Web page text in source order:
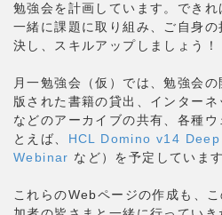
勉強会を計画しています。できれ
一緒に課題に取り組み、ご自身
決し、スキルアップしましょう！
月一勉強会（仮）では、勉強会
版された書籍の貸出、インター
などのアーカイブの共有、各種
とえば、 HCL Domino v14
Webinar など）を予定しています
これらのWebページの作成も、